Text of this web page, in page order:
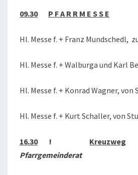
09.30 P F A R R M E S S E
Hl. Messe f. + Franz Mundschedl,
Hl. Messe f. + Walburga und Karl
Hl. Messe f. + Konrad Wagner, von
Hl. Messe f. + Kurt Schaller, von
16.30! Kreuzweg
Pfarrgemeinderat